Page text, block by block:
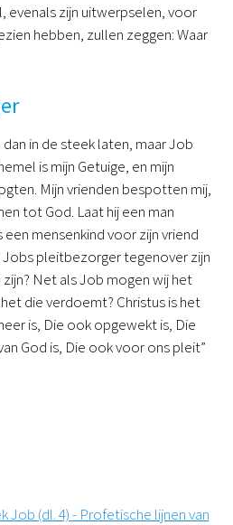
evenals zijn uitwerpselen, voor
hebben, zullen zeggen: Waar
in de steek laten, maar Job
is mijn Getuige, en mijn
Mijn vrienden bespotten mij,
tot God. Laat hij een man
mensenkind voor zijn vriend
Jobs pleitbezorger tegenover zijn
Net als Job mogen wij het
die verdoemt? Christus is het
is, Die ook opgewekt is, Die
God is, Die ook voor ons pleit”
Job (dl. 4) - Profetische lijnen van